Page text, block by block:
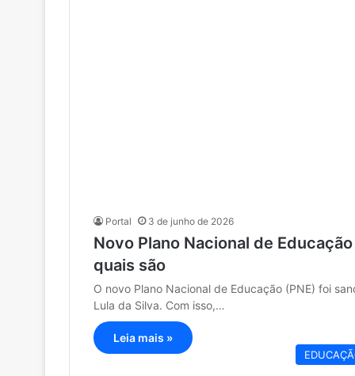
Portal 3 de junho de 2026
Novo Plano Nacional de
quais são
O novo Plano Nacional de Educação (PNE) foi
Lula da Silva. Com isso,…
Leia mais »